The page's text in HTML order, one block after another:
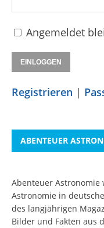
Angemeldet
Registrieren |
ABENTEUER
Abenteuer
Astronomie in
des langjährigen
Bilder und Fakten aus